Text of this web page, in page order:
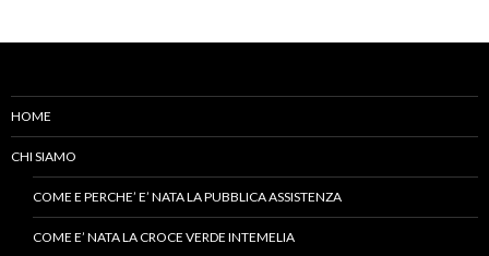
HOME
CHI SIAMO
COME E PERCHE’ E’ NATA LA PUBBLICA ASSISTENZA
COME E’ NATA LA CROCE VERDE INTEMELIA